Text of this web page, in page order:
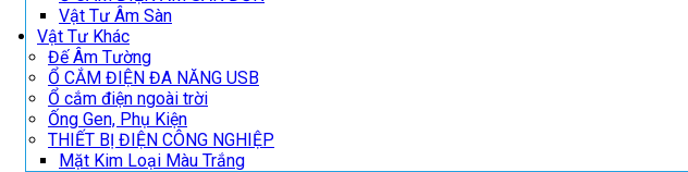
Vật Tư Âm Sàn
Vật Tư Khác
Đế Âm Tường
Ổ CẮM ĐIỆN ĐA NĂNG USB
Ổ cắm điện ngoài trời
Ống Gen, Phụ Kiện
THIẾT BỊ ĐIỆN CÔNG NGHIỆP
Mặt Kim Loại Màu Trắng